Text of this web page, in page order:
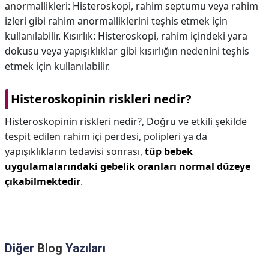
anormallikleri: Histeroskopi, rahim septumu veya rahim
izleri gibi rahim anormalliklerini teşhis etmek için
kullanılabilir. Kısırlık: Histeroskopi, rahim içindeki yara
dokusu veya yapışıklıklar gibi kısırlığın nedenini teşhis
etmek için kullanılabilir.
Histeroskopinin riskleri nedir?
Histeroskopinin riskleri nedir?, Doğru ve etkili şekilde
tespit edilen rahim içi perdesi, polipleri ya da
yapışıklıkların tedavisi sonrası, tüp bebek
uygulamalarındaki gebelik oranları normal düzeye
çıkabilmektedir.
Diğer Blog Yazıları